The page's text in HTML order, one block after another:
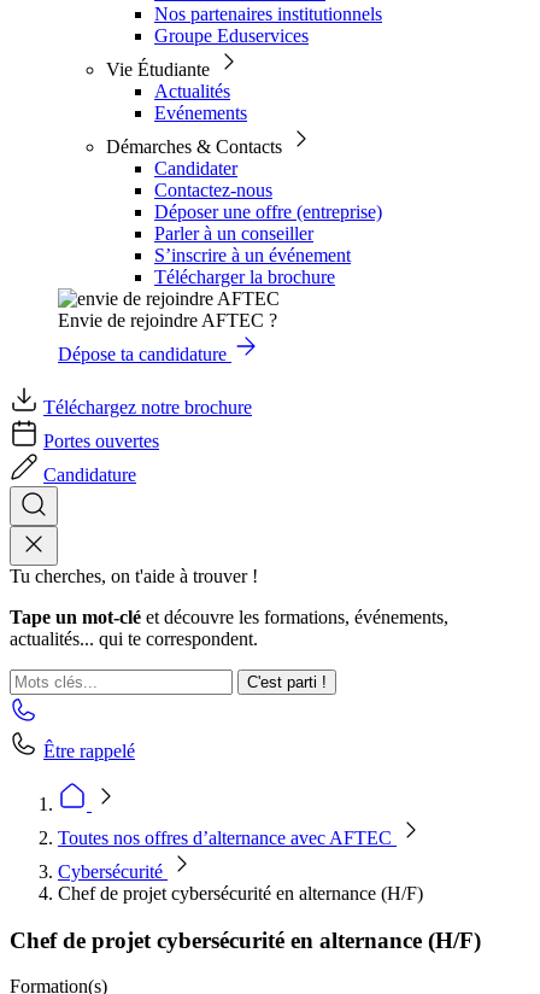
Nos partenaires institutionnels
Groupe Eduservices
Vie Étudiante
Actualités
Evénements
Démarches & Contacts
Candidater
Contactez-nous
Déposer une offre (entreprise)
Parler à un conseiller
S’inscrire à un événement
Télécharger la brochure
Envie de rejoindre AFTEC ?
Dépose ta candidature
Téléchargez notre brochure
Portes ouvertes
Candidature
Tu cherches, on t'aide à trouver !
Tape un mot-clé et découvre les formations, événements,
actualités... qui te correspondent.
C'est parti !
Être rappelé
Toutes nos offres d’alternance avec AFTEC
Cybersécurité
Chef de projet cybersécurité en alternance (H/F)
Chef de projet cybersécurité en alternance (H/F)
Formation(s)